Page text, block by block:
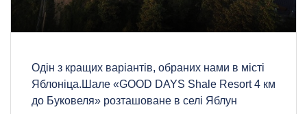
Одін з кращих варіантів, обраних нами в місті
Яблоніца.Шале «GOOD DAYS Shale Resort 4 км
до Буковеля» розташоване в селі Яблун